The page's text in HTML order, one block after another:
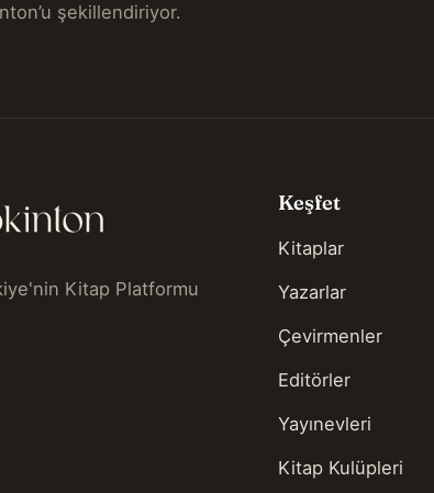
şekillendiriyor.
Kitap Platformu
Keşfet
Kitaplar
Yazarlar
Çevirmenler
Editörler
Yayınevleri
Kitap Kulüpleri